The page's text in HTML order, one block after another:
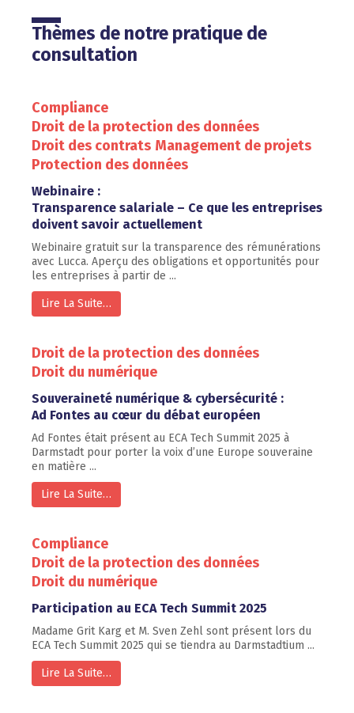
Thèmes de notre pratique de
consultation
Compliance
Droit de la protection des données
Droit des contrats Management de projets
Protection des données
Webinaire :
Transparence salariale – Ce que les entreprises
doivent savoir actuellement
Webinaire gratuit sur la transparence des rémunérations
avec Lucca. Aperçu des obligations et opportunités pour
les entreprises à partir de ...
Lire La Suite…
Droit de la protection des données
Droit du numérique
Souveraineté numérique & cybersécurité :
Ad Fontes au cœur du débat européen
Ad Fontes était présent au ECA Tech Summit 2025 à
Darmstadt pour porter la voix d’une Europe souveraine
en matière ...
Lire La Suite…
Compliance
Droit de la protection des données
Droit du numérique
Participation au ECA Tech Summit 2025
Madame Grit Karg et M. Sven Zehl sont présent lors du
ECA Tech Summit 2025 qui se tiendra au Darmstadtium ...
Lire La Suite…